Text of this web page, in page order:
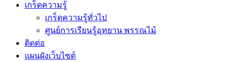
เกร็ดความรู้
เกร็ดความรู้ทั่วไป
ศูนย์การเรียนรู้อุทยาน พรรณไม้
ติดต่อ
แผนผังเว็บไซต์